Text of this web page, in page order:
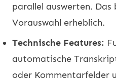
parallel auswerten. Das
Vorauswahl erheblich.
Technische Features:
automatische
oder Kommentarfelder